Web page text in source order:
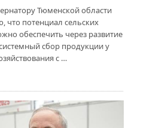
Тюменской области
что потенциал сельских
обеспечить через развитие
сбор продукции у
с …